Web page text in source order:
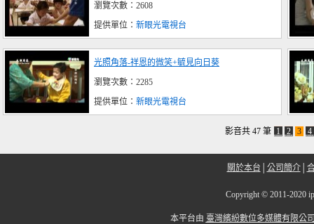
瀏覽次數：2608
提供單位： 新眼光電視台
光照角落-祥恩的微笑+毓見向日葵
瀏覽次數：2285
提供單位： 新眼光電視台
影音共 47 筆 1 2 3 4
關於本台 公司簡介│
Copyright©2011-2020
本平台由 臺灣繽紛數位多媒體有限公